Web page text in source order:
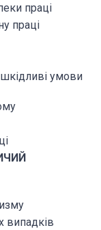
праці
праці
шкідливі умови
випадків